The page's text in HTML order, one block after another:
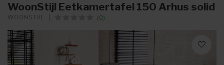
WoonStijl Eetkamertafel 150 Arhus solid
WOONSTIJL (0)